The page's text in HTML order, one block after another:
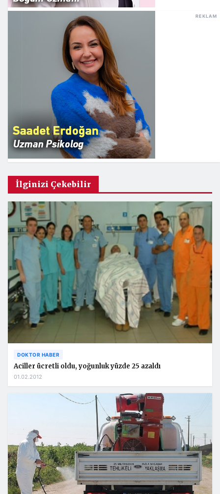
REKLAM
İlginizi Çekebilir
DOKTOR HABER
Aciller ücretli oldu, yoğunluk yüzde 25 azaldı
01.02.2012